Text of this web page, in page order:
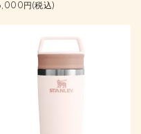
円(税込)